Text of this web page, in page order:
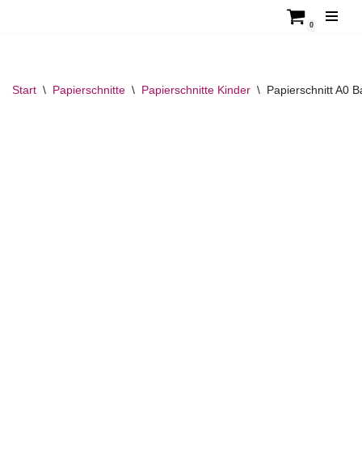
0
Start \ Papierschnitte \ Papierschnitte Kinder \ Papierschnitt A0